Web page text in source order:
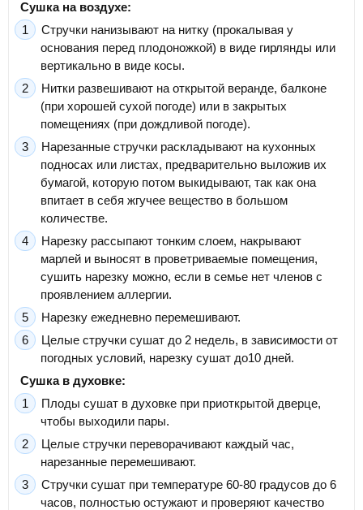
Сушка на воздухе:
Стручки нанизывают на нитку (прокалывая у
основания перед плодоножкой) в виде гирлянды или
вертикально в виде косы.
Нитки развешивают на открытой веранде, балконе
(при хорошей сухой погоде) или в закрытых
помещениях (при дождливой погоде).
Нарезанные стручки раскладывают на кухонных
подносах или листах, предварительно выложив их
бумагой, которую потом выкидывают, так как она
впитает в себя жгучее вещество в большом
количестве.
Нарезку рассыпают тонким слоем, накрывают
марлей и выносят в проветриваемые помещения,
сушить нарезку можно, если в семье нет членов с
проявлением аллергии.
Нарезку ежедневно перемешивают.
Целые стручки сушат до 2 недель, в зависимости от
погодных условий, нарезку сушат до10 дней.
Сушка в духовке:
Плоды сушат в духовке при приоткрытой дверце,
чтобы выходили пары.
Целые стручки переворачивают каждый час,
нарезанные перемешивают.
Стручки сушат при температуре 60-80 градусов до 6
часов, полностью остужают и проверяют качество